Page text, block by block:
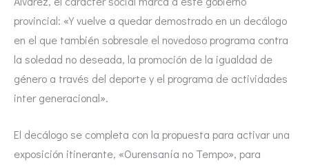
provincial: «Y vuelve a quedar demostrado en un decálogo
en el que también sobresale el novedoso programa contra
la soledad no deseada, la promoción de la igualdad de
género a través del deporte y el programa de actividades
inter generacional».
El decálogo se completa con la propuesta para activar una
exposición itinerante, «Ourensanía no Tempo», para